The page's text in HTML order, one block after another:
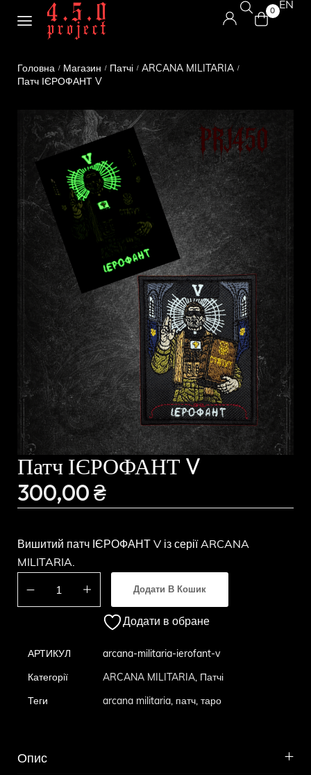
0 EN
Головна / Магазин / Патчі / ARCANA MILITARIA /
Патч ІЄРОФАНТ V
Патч ІЄРОФАНТ V
300,00₴
Вишитий патч ІЄРОФАНТ V із серії ARCANA
MILITARIA.
Додати В Кошик
Додати в обране
АРТИКУЛ arcana-militaria-ierofant-v
Категорії ARCANA MILITARIA, Патчі
Теги arcana militaria, патч, таро
Опис